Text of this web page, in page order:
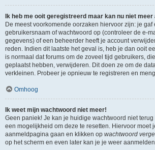
Ik heb me ooit geregistreerd maar kan nu niet
De meest voorkomende oorzaken hiervoor zijn: je gaf
gebruikersnaam of wachtwoord op (controleer de e-
gegevens) of een beheerder heeft je account
reden. Indien dit laatste het geval is, heb je dan ooit
is normaal dat forums om de zoveel tijd gebruikers,
geplaatst hebben, verwijderen. Dit doen ze om de
verkleinen. Probeer je opnieuw te registreren en
Omhoog
Ik weet mijn wachtwoord niet meer!
Geen paniek! Je kan je huidige wachtwoord niet terug
een mogelijkheid om deze te resetten. Hiervoor moet
aanmeldpagina gaan en klikken op wachtwoord
op het scherm en even later kan je je weer